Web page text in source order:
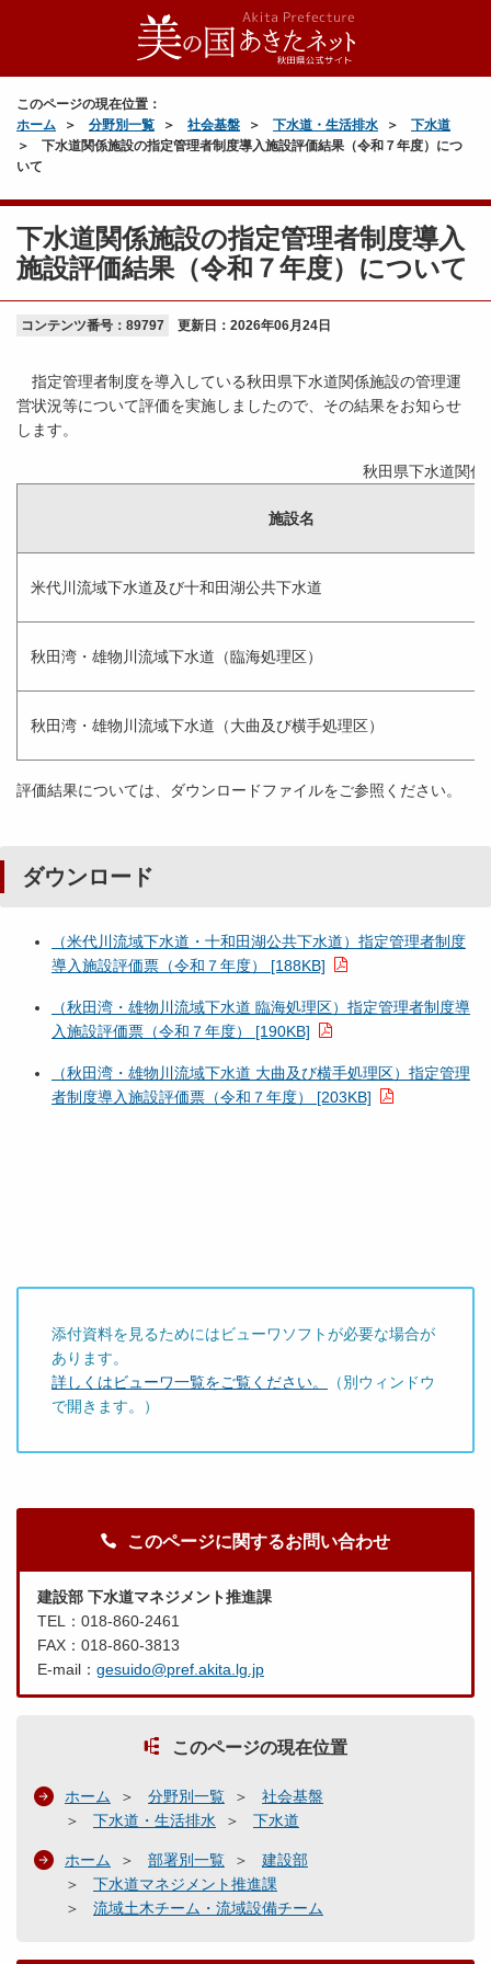
このページの現在位置：
ホーム
分野別一覧 社会基盤 下水道・生活排水
下水道
下水道関係施設の指定管理者制度導入施設評価結果（令和７年度）につ
いて
下水道関係施設の指定管理者制度導入
施設評価結果（令和７年度）について
コンテンツ番号：89797 更新日： 2026年06月24日
指定管理者制度を導入している秋田県下水道関係施設の管理運
営状況等について評価を実施しましたので、その結果をお知らせ
します。
秋田県下水道関係
施設名
米代川流域下水道及び十和田湖公共下水道
秋田湾・雄物川流域下水道（臨海処理区）
秋田湾・雄物川流域下水道（大曲及び横手処理区）
評価結果については、ダウンロードファイルをご参照ください。
ダウンロード
（米代川流域下水道・十和田湖公共下水道）指定管理者制度
導入施設評価票（令和７年度） [188KB]
（秋田湾・雄物川流域下水道 臨海処理区）指定管理者制度導
入施設評価票（令和７年度） [190KB]
（秋田湾・雄物川流域下水道 大曲及び横手処理区）指定管理
者制度導入施設評価票（令和７年度） [203KB]
添付資料を見るためにはビューワソフトが必要な場合が
あります。
詳しくはビューワ一覧をご覧ください。
（別ウィンドウ
で開きます。）
このページに関するお問い合わせ
建設部 下水道マネジメント推進課
TEL：018-860-2461
FAX：018-860-3813
E-mail： gesuido@pref.akita.lg.jp
このページの現在位置
ホーム 分野別一覧
社会基盤
下水道・生活排水
下水道
ホーム 部署別一覧
建設部
下水道マネジメント推進課
流域土木チーム・流域設備チーム